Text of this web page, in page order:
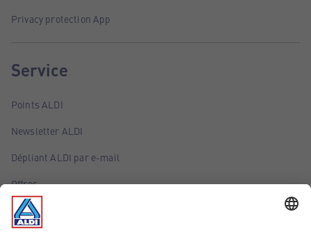
Privacy protection App
Service
Points ALDI
Newsletter ALDI
Dépliant ALDI par e-mail
Offres
Infos essentielles